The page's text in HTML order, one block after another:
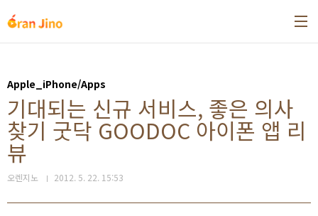
Apple_iPhone/Apps
기대되는 신규 서비스, 좋은 의사
찾기 굿닥 GOODOC 아이폰 앱 리
뷰
오렌지노 2012. 5. 22. 15:53